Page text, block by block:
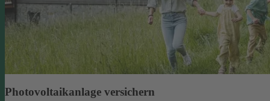
Photovoltaikanlage versichern